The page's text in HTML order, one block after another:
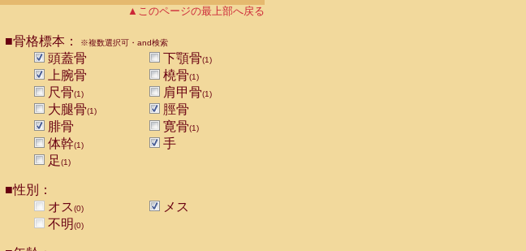
▲このページの最上部へ戻る
■骨格標本： ※複数選択可・and検索
頭蓋骨 下顎骨(1)
上腕骨 橈骨(1)
尺骨(1) 肩甲骨(1)
大腿骨(1)
脛骨
腓骨
寛骨(1)
体幹(1)
手
足(1)
■性別：
オス(0)
メス
不明(0)